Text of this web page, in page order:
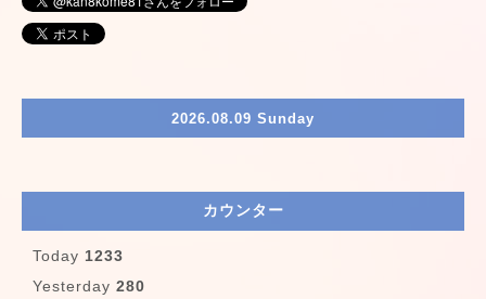
2026.08.09 Sunday
カウンター
Today 1233
Yesterday 280